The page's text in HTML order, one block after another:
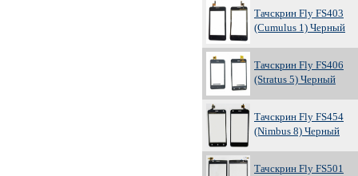
Тачскрин Fly FS403
(Cumulus 1) Черный
Тачскрин Fly FS406
(Stratus 5) Черный
Тачскрин Fly FS454
(Nimbus 8) Черный
Тачскрин Fly FS501